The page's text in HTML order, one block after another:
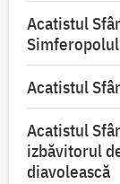
Acatistul
Acatistul
Acatistul
izbăvitorul
diavolească